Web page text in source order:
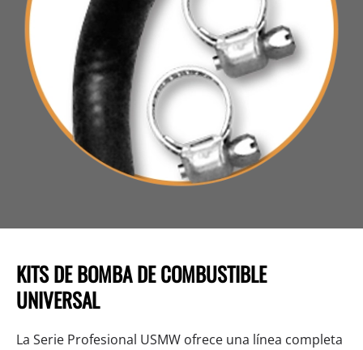
KITS DE BOMBA DE COMBUSTIBLE
UNIVERSAL
La Serie Profesional USMW ofrece una línea completa